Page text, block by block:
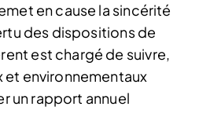
en cause la sincérité
des dispositions de
est chargé de suivre,
environnementaux
un rapport annuel